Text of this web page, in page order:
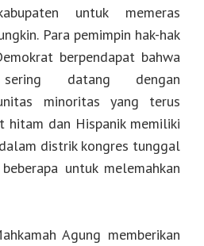
untuk memeras
Para pemimpin hak-hak
berpendapat bahwa
datang dengan
minoritas yang terus
hitam dan Hispanik memiliki
dalam distrik kongres tunggal
untuk melemahkan
Agung memberikan